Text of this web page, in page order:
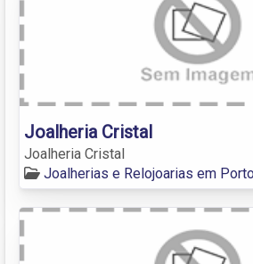
Joalheria Cristal
Joalheria Cristal
Joalherias e Relojoarias em